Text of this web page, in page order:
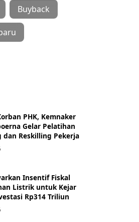
Buyback
PHK, Kemnaker
Gelar Pelatihan
dan Reskilling Pekerja
Insentif Fiskal
Listrik untuk Kejar
Rp314 Triliun